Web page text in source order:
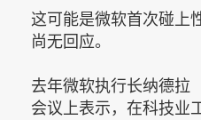
这可能是微软首次碰上
尚无回应。
去年微软执行长纳德拉
会议上表示，在科技业